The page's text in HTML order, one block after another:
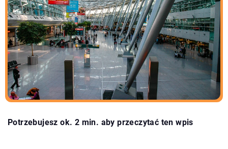
Potrzebujesz ok. 2 min. aby przeczytać ten wpis